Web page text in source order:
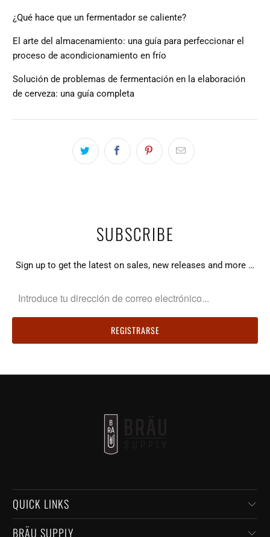
¿Qué hace que un fermentador se caliente?
El arte del almacenamiento: una guía para perfeccionar el
proceso de acondicionamiento en frío
Solución de problemas de fermentación en la elaboración
de cerveza: una guía completa
SUBSCRIBE
Sign up to get the latest on sales, new releases and more …
QUICK LINKS
BRÄU SUPPLY